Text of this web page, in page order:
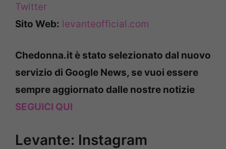
Twitter
Sito Web: levanteofficial.com
Chedonna.it è stato selezionato dal nuovo
servizio di Google News, se vuoi essere
sempre aggiornato dalle nostre notizie
SEGUICI QUI
Levante: Instagram